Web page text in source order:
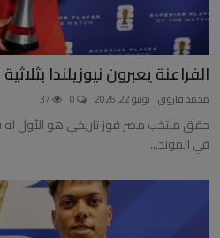
الفراعنة يعبرون نيوزيلندا بثلاثية
محمد فاروق يونيو 22, 2026
حقق منتخب مصر فوز تاريخي هو الأول له
في الموند...